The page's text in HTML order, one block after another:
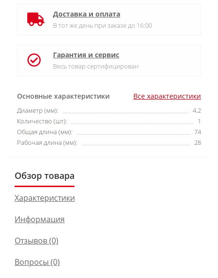
Основные характеристики Все характеристики
Диаметр (мм):
4.2
Количество (шт):
1
Общая длина (мм):
74
Рабочая длина (мм):
28
Доставка и оплата
В тот же день при заказе до 16:00
Гарантия и сервис
Весь товар сертифицирован
Обзор товара
Характеристики
Информация
Отзывов (0)
Вопросы (0)